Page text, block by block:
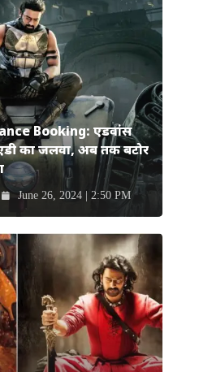
Booking: एडवांस
का जलवा, अब तक बटोर
June 26, 2024 | 2:50 PM